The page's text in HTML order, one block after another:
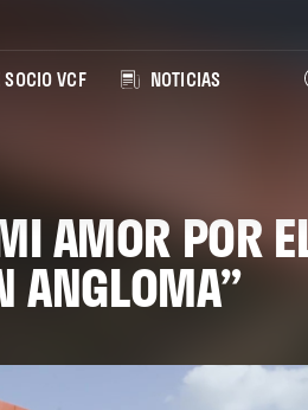
SOCIO VCF NOTICIAS
AMOR POR
ANGLOMA”